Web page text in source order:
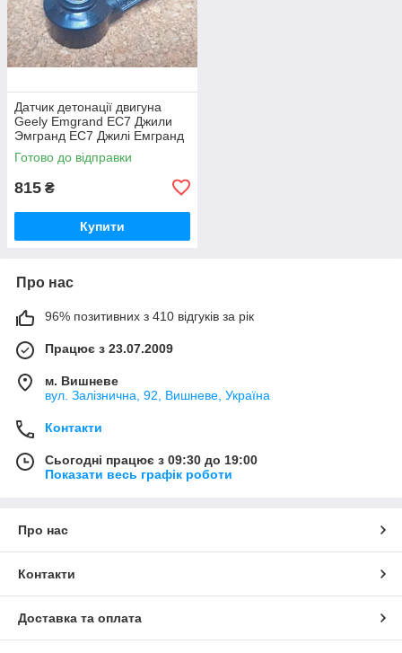
Датчик детонації двигуна
Geely Emgrand EC7 Джили
Эмгранд ЕС7 Джилі Емгранд
ЄС7
Готово до відправки
815 ₴
Купити
Про нас
96% позитивних з 410 відгуків за рік
Працює з 23.07.2009
м. Вишневе
вул. Залізнична, 92, Вишневе, Україна
Контакти
Сьогодні працює з 09:30 до 19:00
Показати весь графік роботи
Про нас
Контакти
Доставка та оплата